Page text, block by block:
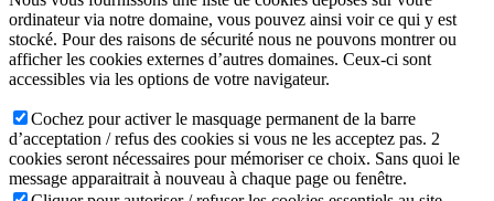
ordinateur via notre domaine, vous pouvez ainsi voir ce qui y est
stocké. Pour des raisons de sécurité nous ne pouvons montrer ou
afficher les cookies externes d’autres domaines. Ceux-ci sont
accessibles via les options de votre navigateur.
Cochez pour activer le masquage permanent de la barre
d’acceptation / refus des cookies si vous ne les acceptez pas. 2
cookies seront nécessaires pour mémoriser ce choix. Sans quoi le
message apparaitrait à nouveau à chaque page ou fenêtre.